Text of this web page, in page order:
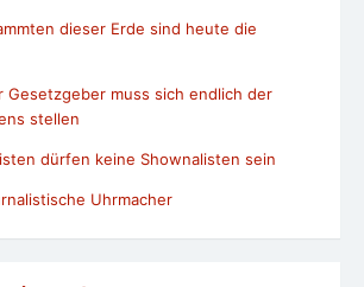
dieser Erde sind heute die
Gesetzgeber muss sich endlich der
stellen
dürfen keine Shownalisten sein
Uhrmacher